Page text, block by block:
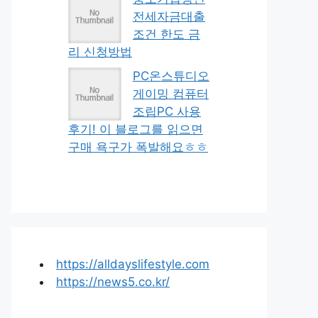
전세자금대출
조건 한도 금
리 신청방법
PC온스튜디오
게이밍 컴퓨터
조립PC 사용
후기! 이 블로그를 읽으면
구매 욕구가 폭발해요ㅎㅎ
https://alldayslifestyle.com
https://news5.co.kr/